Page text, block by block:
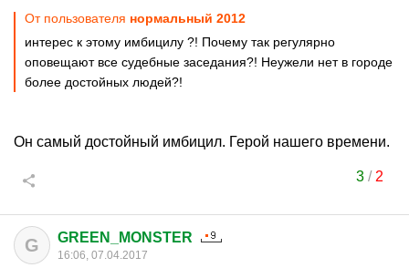
От пользователя нормальный 2012
интерес к этому имбицилу ?! Почему так регулярно
оповещают все судебные заседания?! Неужели нет в городе
более достойных людей?!
Он самый достойный имбицил. Герой нашего времени.
3/ 2
G GREEN_MONSTER
16:06, 07.04.2017